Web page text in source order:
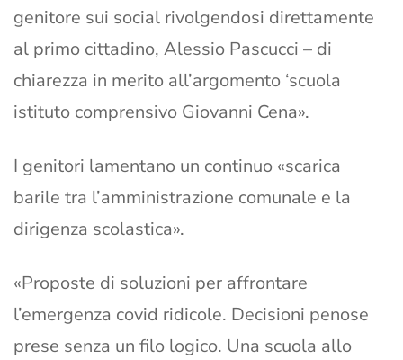
genitore sui social rivolgendosi direttamente
al primo cittadino, Alessio Pascucci – di
chiarezza in merito all’argomento ‘scuola
istituto comprensivo Giovanni Cena».
I genitori lamentano un continuo «scarica
barile tra l’amministrazione comunale e la
dirigenza scolastica».
«Proposte di soluzioni per affrontare
l’emergenza covid ridicole. Decisioni penose
prese senza un filo logico. Una scuola allo